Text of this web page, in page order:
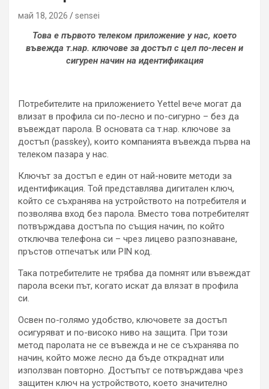
май 18, 2026 sensei
Това е първото телеком приложение у нас, което
въвежда т.нар. ключове за достъп с цел по-лесен и
сигурен начин на идентификация
Потребителите на приложението Yettel вече могат да
влизат в профила си по-лесно и по-сигурно – без да
въвеждат парола. В основата са т.нар. ключове за
достъп (passkey), които компанията въвежда първа на
телеком пазара у нас.
Ключът за достъп е един от най-новите методи за
идентификация. Той представлява дигитален ключ,
който се съхранява на устройството на потребителя и
позволява вход без парола. Вместо това потребителят
потвърждава достъпа по същия начин, по който
отключва телефона си – чрез лицево разпознаване,
пръстов отпечатък или PIN код.
Така потребителите не трябва да помнят или въвеждат
парола всеки път, когато искат да влязат в профила
си.
Освен по-голямо удобство, ключовете за достъп
осигуряват и по-високо ниво на защита. При този
метод паролата не се въвежда и не се съхранява по
начин, който може лесно да бъде откраднат или
използван повторно. Достъпът се потвърждава чрез
защитен ключ на устройството, което значително